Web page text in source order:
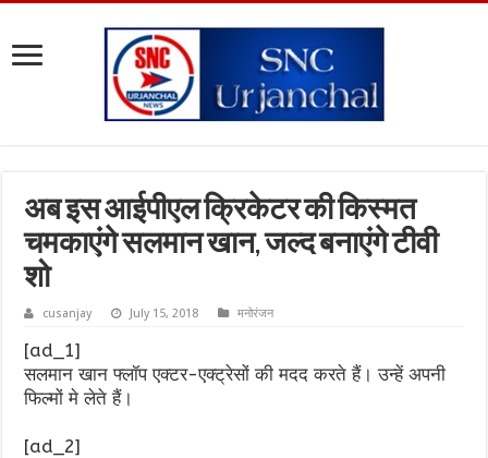
अब इस आईपीएल क्रिकेटर की किस्मत
चमकाएंगे सलमान खान, जल्द बनाएंगे टीवी
शो
cusanjay July 15, 2018 मनोरंजन
[ad_1]
सलमान खान फ्लॉप एक्टर-एक्ट्रेसों की मदद करते हैं। उन्हें अपनी
फिल्मों मे लेते हैं।
[ad_2]